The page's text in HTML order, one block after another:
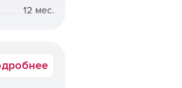
а также
12 мес.